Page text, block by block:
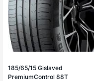
185/65/15 Gislaved
PremiumControl 88T